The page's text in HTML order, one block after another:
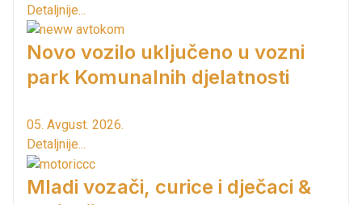
Detaljnije...
Novo vozilo uključeno u vozni
park Komunalnih djelatnosti
05. Avgust. 2026.
Detaljnije...
Mladi vozači, curice i dječaci &